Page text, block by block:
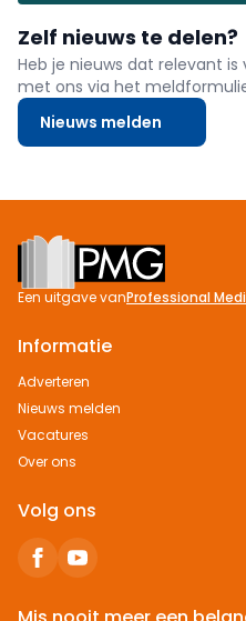
Zelf nieuws te delen?
Heb je nieuws dat relevant
met ons via het
Nieuws melden
Footer
Een uitgave vanProfessional
Informatie
Adverteren
Nieuws melden
Vacatures
Over ons
Volg ons